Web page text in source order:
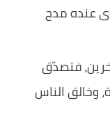
عنده مدح
فتصدّق
وخالق الناس